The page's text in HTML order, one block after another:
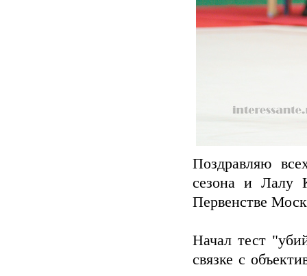
Поздравляю
сезона и Лалу
Первенстве
Начал тест
связке с